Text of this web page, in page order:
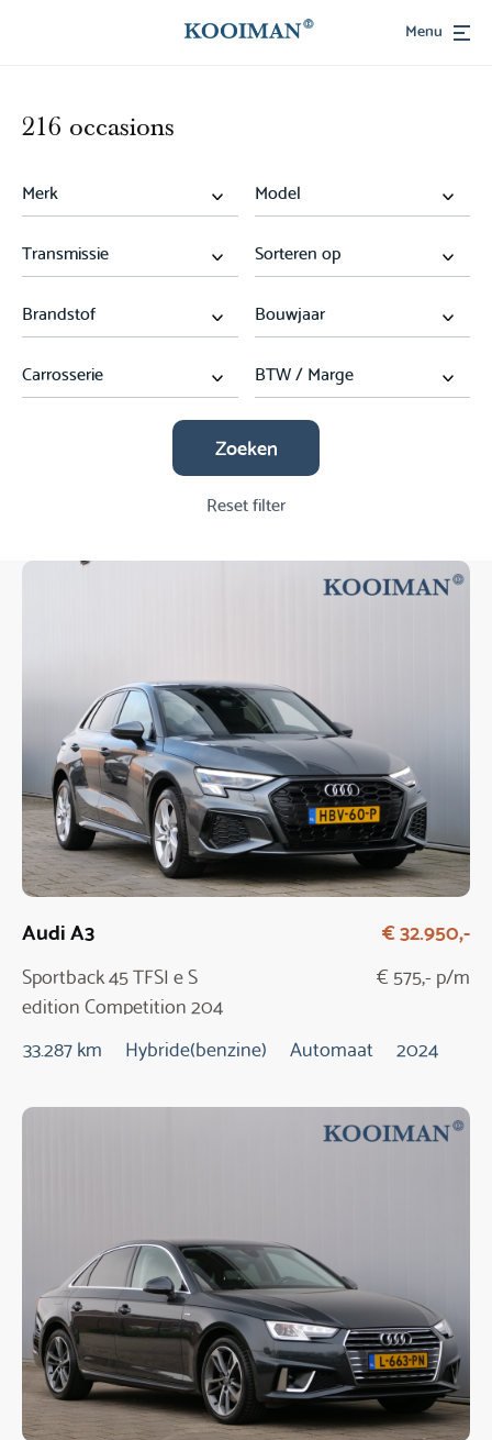
Menu
216 occasions
Zoeken
Reset filter
Audi A3
Sportback 45 TFSI e S
edition Competition 204
Pk Automaat
€ 32.950,-
€ 575,- p/m
33.287 km Hybride(benzine) Automaat 2024